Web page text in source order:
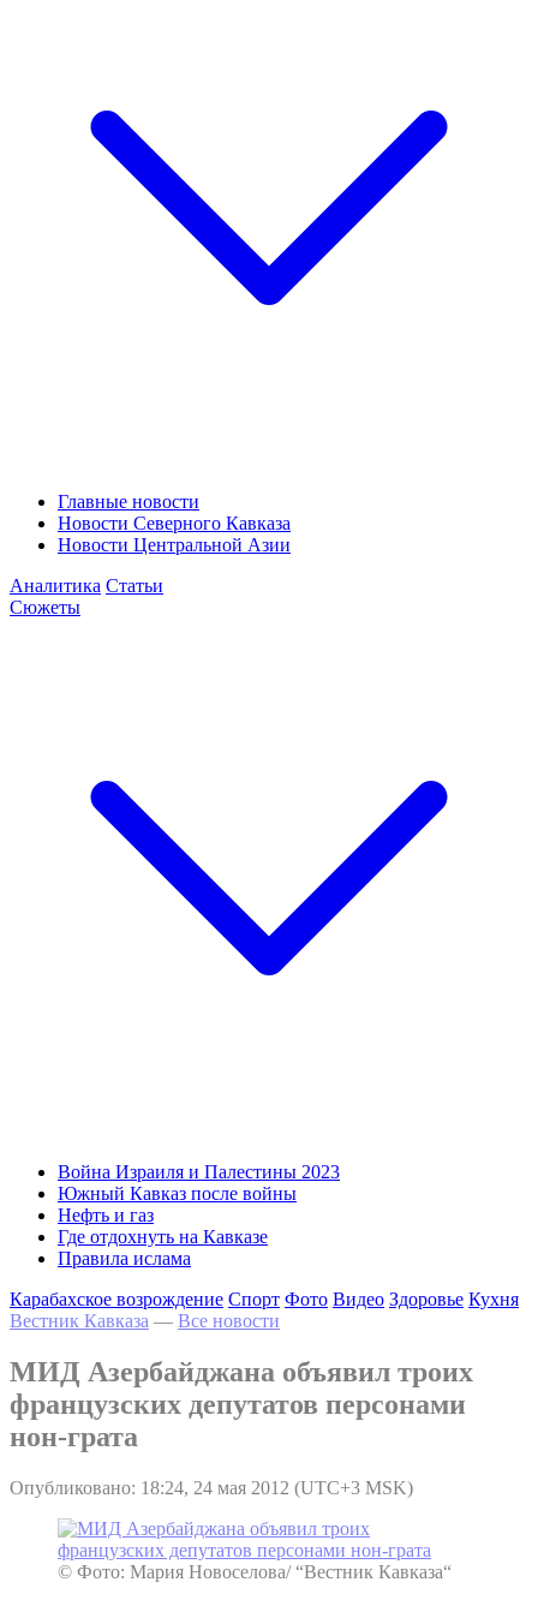
Главные новости
Новости Северного Кавказа
Новости Центральной Азии
Аналитика Статьи
Сюжеты
Война Израиля и Палестины 2023
Южный Кавказ после войны
Нефть и газ
Где отдохнуть на Кавказе
Правила ислама
Карабахское возрождение Спорт Фото Видео Здоровье Кухня
Вестник Кавказа — Все новости
МИД Азербайджана объявил троих
французских депутатов персонами
нон-грата
Опубликовано: 18:24, 24 мая 2012 (UTC+3 MSK)
© Фото: Мария Новоселова/ “Вестник Кавказа“